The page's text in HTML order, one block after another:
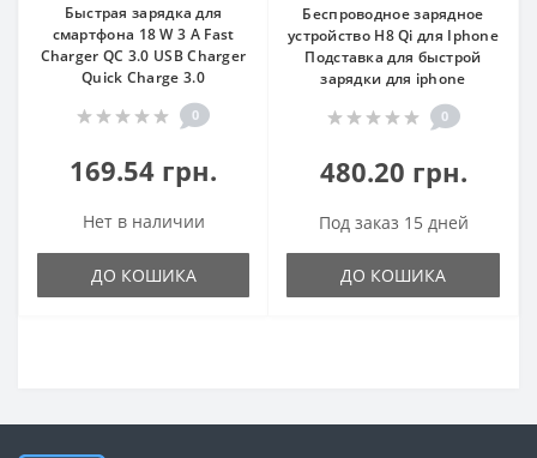
Быстрая зарядка для
смартфона 18 W 3 A Fast
Charger QC 3.0 USB Charger
Quick Charge 3.0
0
169.54 грн.
Нет в наличии
ДО КОШИКА
Беспроводное зарядное
устройство H8 Qi для Iphone
Подставка для быстрой
зарядки для iphone
0
480.20 грн.
Под заказ 15 дней
ДО КОШИКА